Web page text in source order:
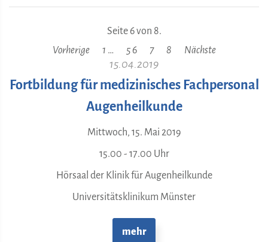
Seite 6 von 8.
Vorherige
1 … 5 6 7 8 Nächste
15.04.2019
Fortbildung für medizinisches Fachpersonal
Augenheilkunde
Mittwoch, 15. Mai 2019
15.00 - 17.00 Uhr
Hörsaal der Klinik für Augenheilkunde
Universitätsklinikum Münster
mehr